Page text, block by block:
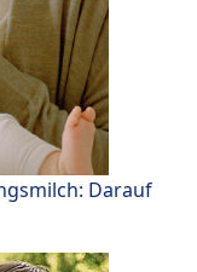
Darauf